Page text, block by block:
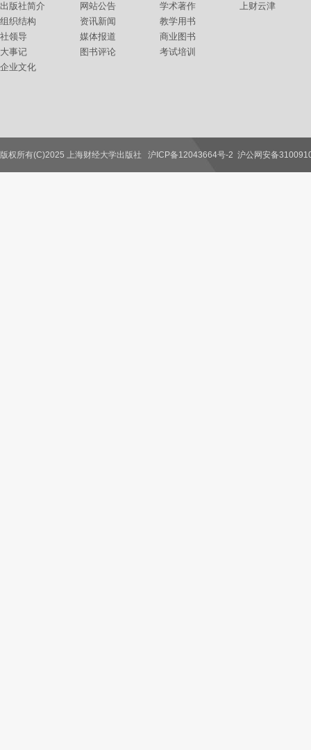
出版社简介
组织结构
社领导
大事记
企业文化
网站公告
资讯新闻
媒体报道
图书评论
学术著作
教学用书
商业图书
考试培训
上财云津
联系我们
版权所有(C)2025 上海财经大学出版社 沪ICP备12043664号-2 沪公网安备